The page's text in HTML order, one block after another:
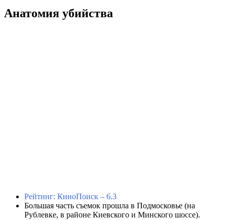
Анатомия убийства
Рейтинг: КиноПоиск – 6.3
Большая часть съемок прошла в Подмосковье (на
Рублевке, в районе Киевского и Минского шоссе).